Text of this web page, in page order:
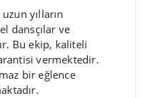
yılların
dansçılar ve
Bu ekip, kaliteli
vermektedir.
bir eğlence